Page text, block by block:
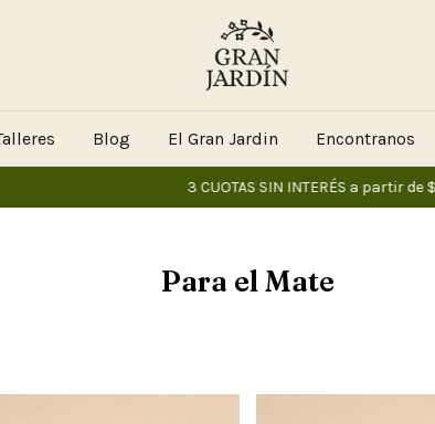
Blog El Gran Jardin Encontranos
3 CUOTAS SIN INTERÉS a partir de $100.000
Para el Mate